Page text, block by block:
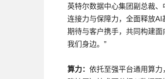
英特尔数据中心集团副总裁、
连接力与保障力，全面释放
期待与客户携手，共同构建
我们身边。”
算力： 依托至强平台通用算